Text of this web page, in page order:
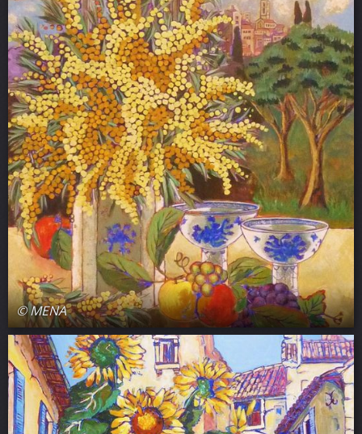
© MENA